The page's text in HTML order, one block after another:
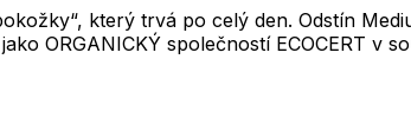
který trvá po celý den. Odstín
ORGANICKÝ společností ECOCERT v